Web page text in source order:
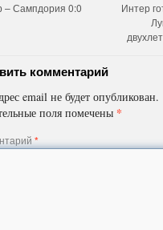
– Сампдория 0:0
Интер
комментарий
email не будет опубликован.
поля помечены *
*